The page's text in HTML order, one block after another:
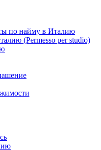
по найму в Италию
(Permesso per studio)